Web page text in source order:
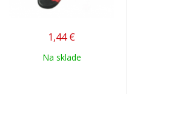
1,44 €
Na sklade